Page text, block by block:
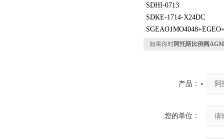
SDHI-0713
SDKE-1714-X24DC
如果你对阿托斯比例阀
产品：
您的单位：